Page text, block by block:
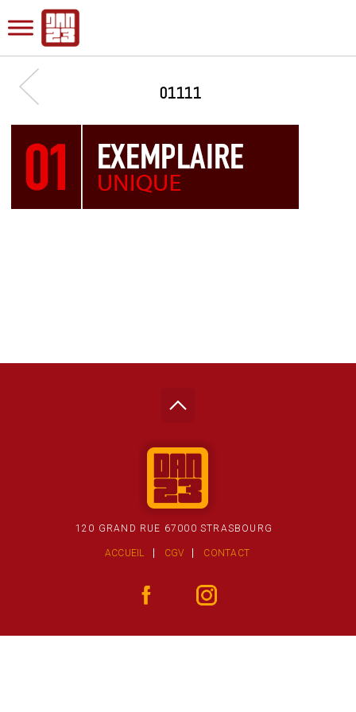
01111
120 GRAND RUE 67000 STRASBOURG
ACCUEIL CGV CONTACT